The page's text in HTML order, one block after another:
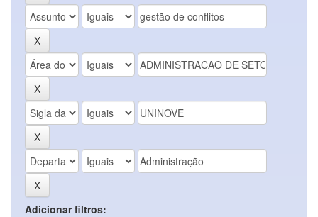
Adicionar filtros: